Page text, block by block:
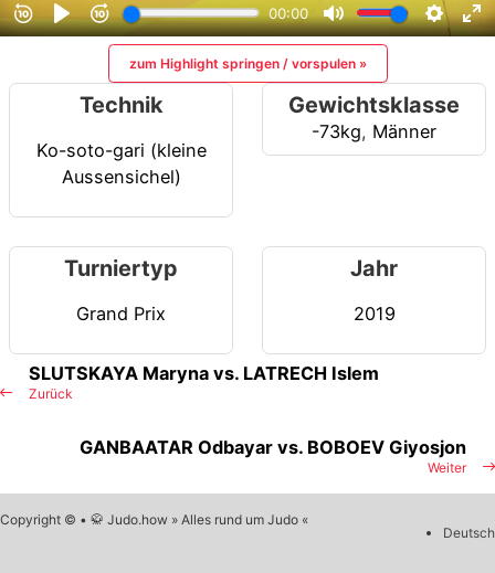
zum Highlight springen / vorspulen »
Technik
Ko-soto-gari (kleine
Aussensichel)
Gewichtsklasse
-73kg, Männer
Turniertyp
Grand Prix
Jahr
2019
Zurück
SLUTSKAYA Maryna vs. LATRECH Islem
Weiter
GANBAATAR Odbayar vs. BOBOEV Giyosjon
Copyright © • 🥋 Judo.how » Alles rund um Judo «
Deutsch